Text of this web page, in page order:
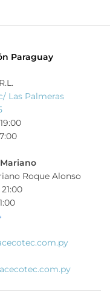
Paraguay
Las Palmeras
Roque Alonso